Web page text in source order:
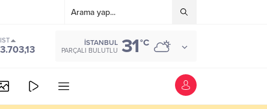
İSTANBUL
PARÇALI BULUTLU 31°C